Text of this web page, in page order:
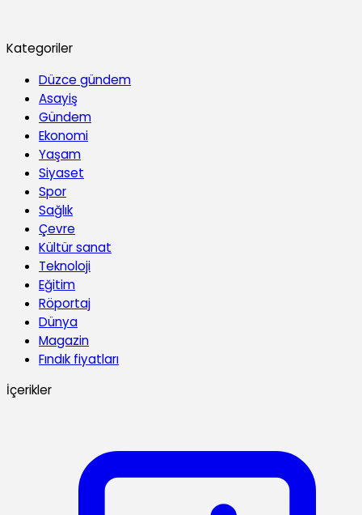
Kategoriler
Düzce gündem
Asayiş
Gündem
Ekonomi
Yaşam
Siyaset
Spor
Sağlık
Çevre
Kültür sanat
Teknoloji
Eğitim
Röportaj
Dünya
Magazin
Fındık fiyatları
İçerikler